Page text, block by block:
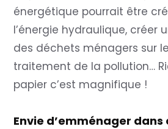
énergétique pourrait être
l’énergie hydraulique, créer
des déchets ménagers sur
traitement de la pollution…
papier c’est magnifique !
Envie d’emménager